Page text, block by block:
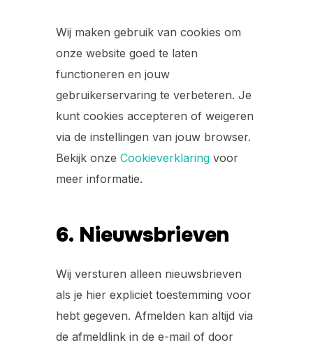
Wij maken gebruik van cookies om
onze website goed te laten
functioneren en jouw
gebruikerservaring te verbeteren. Je
kunt cookies accepteren of weigeren
via de instellingen van jouw browser.
Bekijk onze Cookieverklaring voor
meer informatie.
6. Nieuwsbrieven
Wij versturen alleen nieuwsbrieven
als je hier expliciet toestemming voor
hebt gegeven. Afmelden kan altijd via
de afmeldlink in de e-mail of door